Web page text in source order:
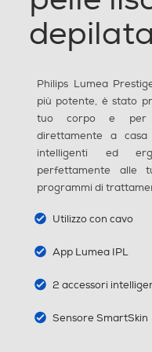
Testina di rasatura
Testina viso
Ricarica rapida
Indicatore stato batteria
Indicatore sostituzione
Philips Lumea
più potente, è stato
tuo corpo e per
direttamente a casa
intelligenti ed
perfettamente alle
programmi di
Utilizzo con cavo
App Lumea IPL
2 accessori
Sensore SmartSkin